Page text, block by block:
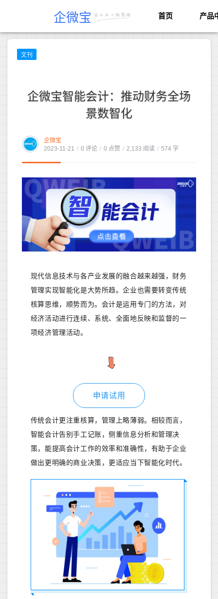
企微宝 首页 产品
文刊
企微宝智能会计：推动财务全场
景数智化
企微宝
2023-11-21 / 0 评论 / 0 点赞 / 2,133 阅读 / 574 字
现代信息技术与各产业发展的融合越来越强，财务
管理实现智能化是大势所趋。企业也需要转变传统
核算思维，顺势而为。会计是运用专门的方法，对
经济活动进行连续、系统、全面地反映和监督的一
项经济管理活动。
申请试用
传统会计更注重核算，管理上略薄弱。相较而言，
智能会计告别手工记账，侧重信息分析和管理决
策，能提高会计工作的效率和准确性，有助于企业
做出更明确的商业决策，更适应当下智能化时代。